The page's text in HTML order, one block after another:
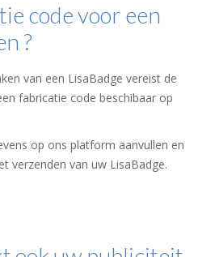
code voor een
?
van een LisaBadge vereist de
fabricatie code beschibaar op
op ons platform aanvullen en
verzenden van uw LisaBadge.